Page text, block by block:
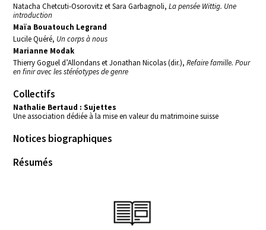
Natacha Chetcuti-Osorovitz et Sara Garbagnoli,La pensée Wittig. Une
introduction
Maïa Bouatouch Legrand
Lucile Quéré, Un corps à nous
Marianne Modak
Thierry Goguel d’Allondans et Jonathan Nicolas (dir.),Refaire famille. Pour
en finir avec les stéréotypes de genre
Collectifs
Nathalie Bertaud : Sujettes
Une association dédiée à la mise en valeur du matrimoine suisse
Notices biographiques
Résumés